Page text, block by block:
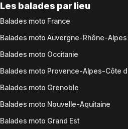
Les balades par lieu
Balades moto France
Balades moto Auvergne-Rhône-Alpes
Balades moto Occitanie
Balades moto Provence-Alpes-Côte
Balades moto Grenoble
Balades moto Nouvelle-Aquitaine
Balades moto Grand Est